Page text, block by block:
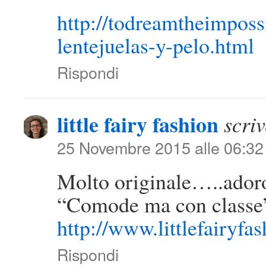
http://
lentejuelas-y-pelo.html
Rispondi
little fairy fashion
25 Novembre 2015 alle 06:32
Molto
“Comode ma con
http://
Rispondi